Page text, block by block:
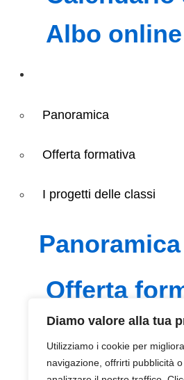
Diamo valore alla tua
Utilizziamo i cookie per migliorare la tua esperienza di
navigazione, offrirti pubblicità
albo online
Panoramica
Offerta formativa
I progetti delle classi
panoramica
offerta
piano